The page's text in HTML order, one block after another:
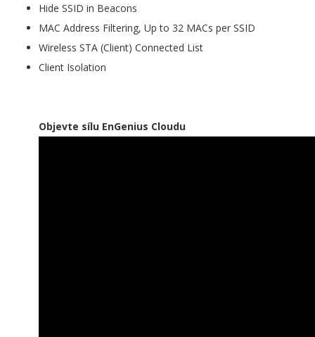
Hide SSID in Beacons
MAC Address Filtering, Up to 32 MACs per SSID
Wireless STA (Client) Connected List
Client Isolation
Objevte sílu EnGenius Cloudu